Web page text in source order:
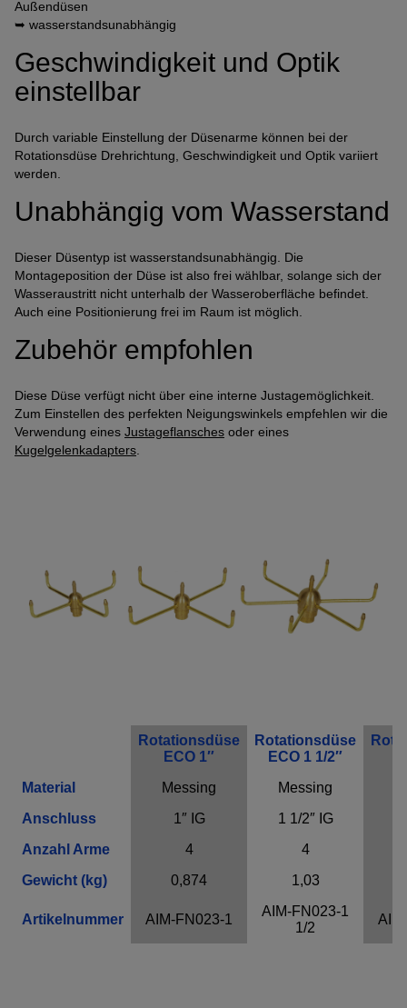
Außendüsen
➥ wasserstandsunabhängig
Geschwindigkeit und Optik
einstellbar
Durch variable Einstellung der Düsenarme können bei der
Rotationsdüse Drehrichtung, Geschwindigkeit und Optik variiert
werden.
Unabhängig vom Wasserstand
Dieser Düsentyp ist wasserstandsunabhängig. Die
Montageposition der Düse ist also frei wählbar, solange sich der
Wasseraustritt nicht unterhalb der Wasseroberfläche befindet.
Auch eine Positionierung frei im Raum ist möglich.
Zubehör empfohlen
Diese Düse verfügt nicht über eine interne Justagemöglichkeit.
Zum Einstellen des perfekten Neigungswinkels empfehlen wir die
Verwendung eines Justageflansches oder eines
Kugelgelenkadapters
Rotationsdüse
ECO 1″
Rotationsdüse
ECO 1 1/2″
Material
Messing Messing
Anschluss
1″ IG 1 1/2″ IG
Anzahl Arme
4
4
Gewicht (kg)
0,874 1,03
Artikelnummer AIM-FN023-1
AIM-FN023-1
1/2
Anbindung eines Drittanbieters zur interaktiven
Tawk
Anbieter
Cookie Name
ss
undefined
Name
Tawk
Zweck
k.A.
Cookie Name
__tawkuuid,tawkUUID,TawkConnectionTime
Cookie Laufzeit
undefined
Nutzung von Typekit zur einheitlichen Darstellung von
Schriftarten.
fonts.html)
Name
Adobe Fonts
Anbieter
Infos schließen